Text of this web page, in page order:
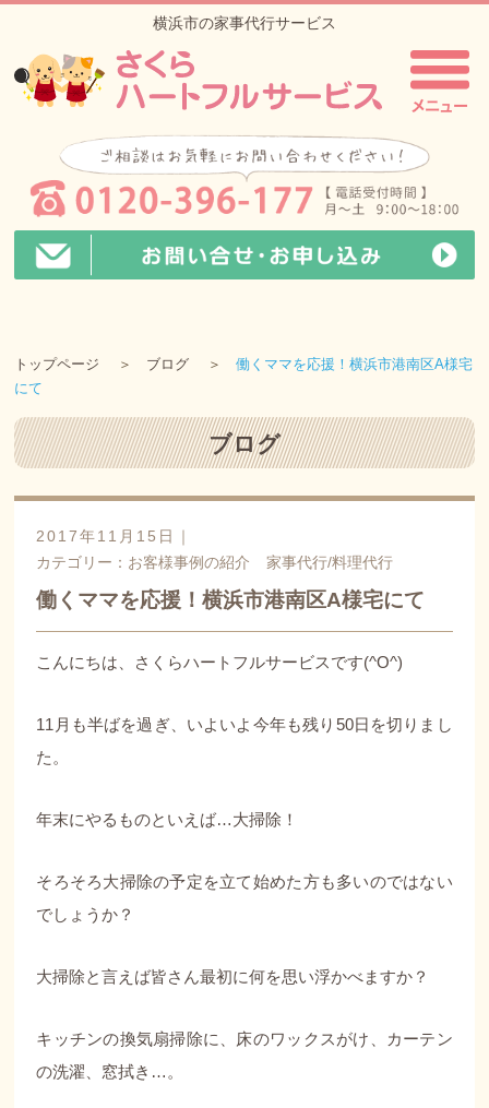
横浜市の家事代行サービス
トップページ ブログ
働くママを応援！横浜市港南区A様宅
にて
ブログ
2017年11月15日｜
カテゴリー： お客様事例の紹介 家事代行/料理代行
働くママを応援！横浜市港南区A様宅にて
こんにちは、さくらハートフルサービスです(^O^)
11月も半ばを過ぎ、いよいよ今年も残り50日を切りまし
た。
年末にやるものといえば…大掃除！
そろそろ大掃除の予定を立て始めた方も多いのではない
でしょうか？
大掃除と言えば皆さん最初に何を思い浮かべますか？
キッチンの換気扇掃除に、床のワックスがけ、カーテン
の洗濯、窓拭き…。